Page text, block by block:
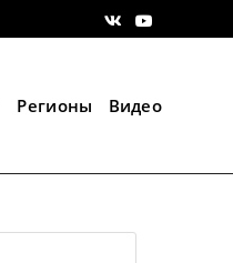
Регионы Видео